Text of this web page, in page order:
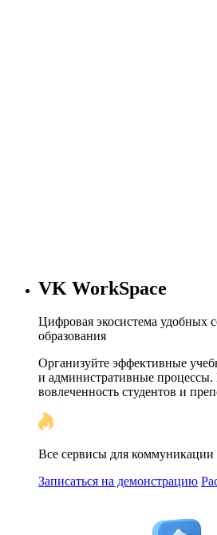
VK WorkSpace
Цифровая экосистема удобных
образования
Организуйте эффективные
и административные процессы.
вовлеченность студентов и
Все сервисы для
Записаться на демонстрацию